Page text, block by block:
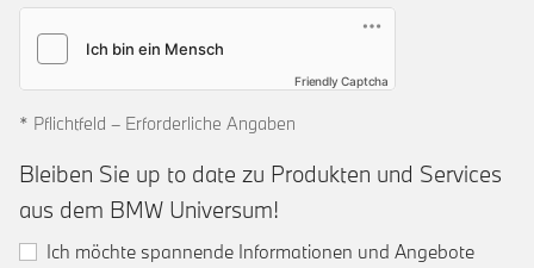
Friendly Captcha
* Pflichtfeld – Erforderliche Angaben
Bleiben Sie up to date zu Produkten und Services
aus dem BMW Universum!
Ich möchte spannende Informationen und Angebote